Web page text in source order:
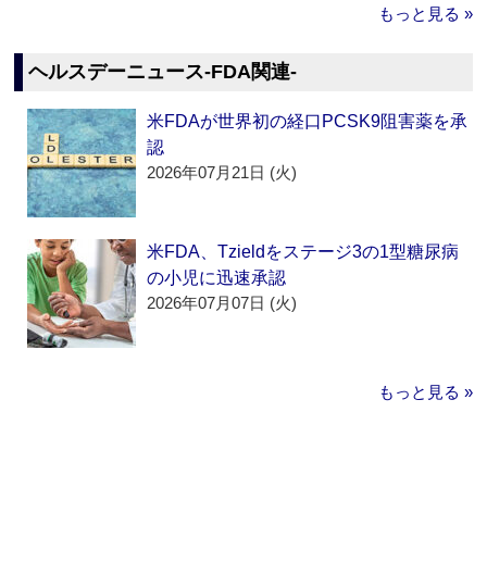
もっと見る »
ヘルスデーニュース‐FDA関連‐
米FDAが世界初の経口PCSK9阻害薬を承
認
2026年07月21日 (火)
米FDA、Tzieldをステージ3の1型糖尿病
の小児に迅速承認
2026年07月07日 (火)
もっと見る »